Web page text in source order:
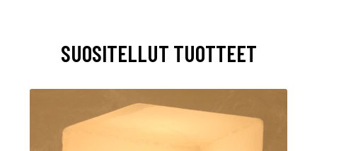
SUOSITELLUT TUOTTEET